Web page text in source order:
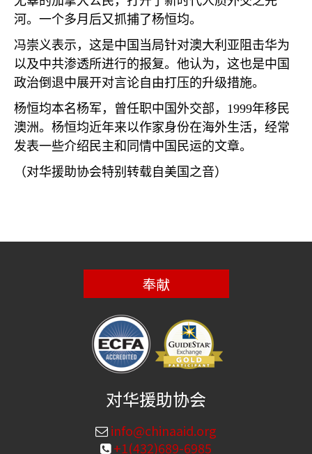
河。一个多月后又抓捕了杨恒均。
冯崇义表示，这是中国当局针对澳大利亚阻击华为
以及中共渗透所进行的报复。他认为，这也是中国
政治倒退中展开对言论自由打压的升级措施。
杨恒均本名杨军，曾任职中国外交部， 1999年移民
澳洲。杨恒均近年来以作家身份在海外生活，经常
发表一些介绍民主和同情中国民运的文章。
（对华援助协会特别转载自美国之音）
奉献
对华援助协会
info@chinaaid.org
+1(432)689-6985